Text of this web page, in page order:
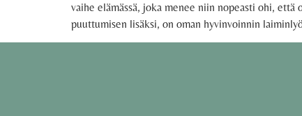
vaihe elämässä, joka menee niin nopeasti ohi, että
puuttumisen lisäksi, on oman hyvinvoinnin